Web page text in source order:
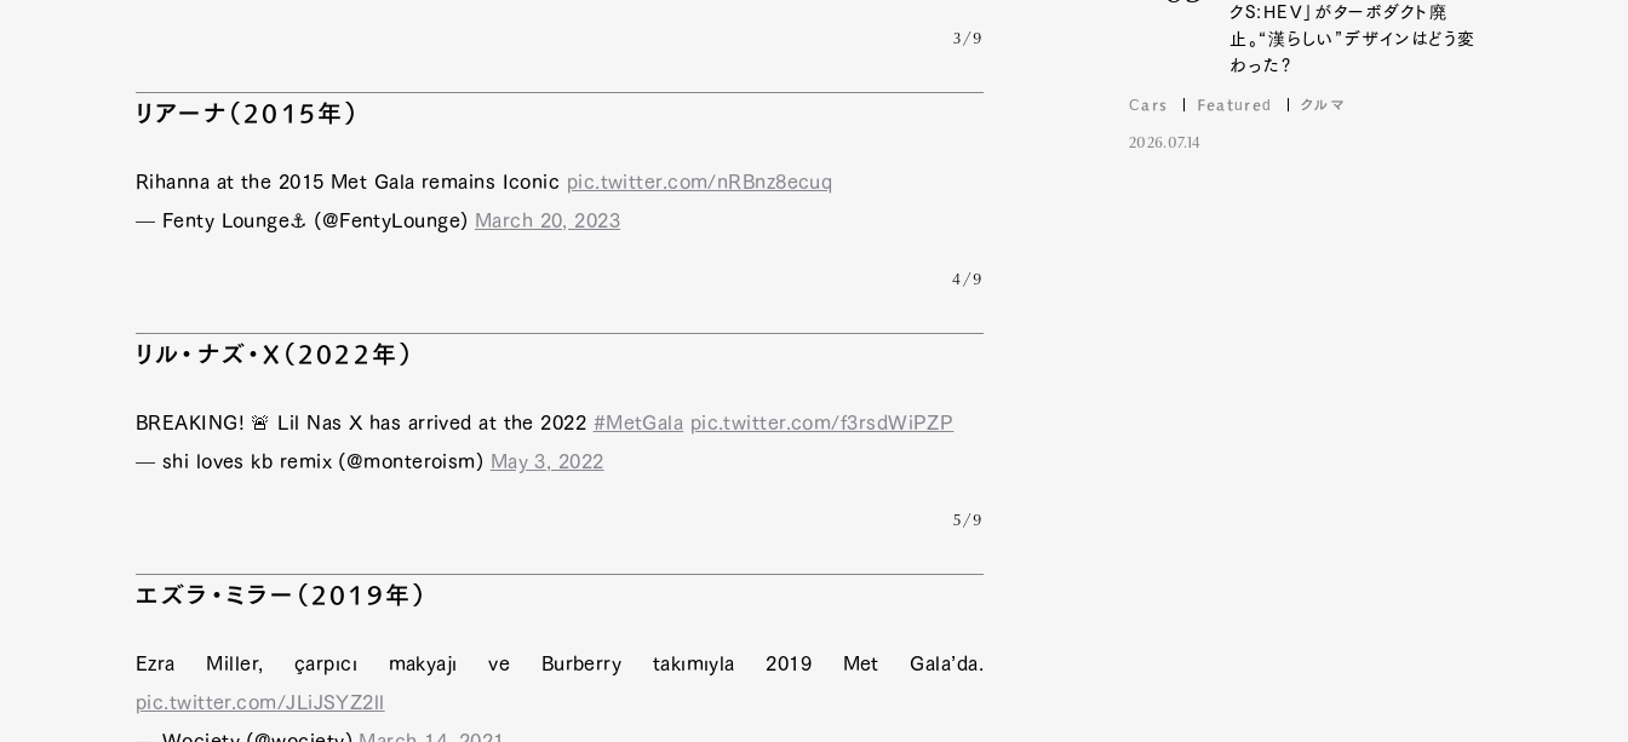
3/9
リアーナ（2015年）
Rihanna at the 2015 Met Gala remains Iconic pic.twitter.com/nRBnz8ecuq
— Fenty Lounge⚓️ (@FentyLounge) March 20, 2023
4/9
リル・ナズ・X（2022年）
BREAKING! 🚨 Lil Nas X has arrived at the 2022 #MetGala pic.twitter.com/f3rsdWiPZP
— shi loves kb remix (@monteroism) May 3, 2022
5/9
エズラ・ミラー（2019年）
Ezra Miller, çarpıcı makyajı ve Burberry takımıyla 2019 Met Gala’da.
pic.twitter.com/JLiJSYZ2ll
クS:HEV」がターボダクト廃
止。“漢らしい”デザインはどう変
わった?
Cars Featured クルマ
2026.07.14